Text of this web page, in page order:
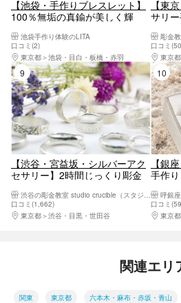
【池袋・手作りブレスレット】
100％無垢の真鍮が美しく輝
池袋手作り体験のLITA
口コミ(2)
東京都
池袋・目白・板橋・赤羽
【東
サリ
ング作
彫金
口コミ
東京都
9位
【渋谷・宮益坂・シルバーアク
セサリー】2時間じっくり彫金
ー刻印リング。親切・丁寧なレ
クチャーだから安心！渋谷駅か
ら徒歩6分
口コミ(1,662)
東京都
渋谷・目黒・世田谷
【銀
手作
グ作
呼銀
口コミ
東京都
関連エリ
関東 東京都 六本木・麻布・赤坂・青山